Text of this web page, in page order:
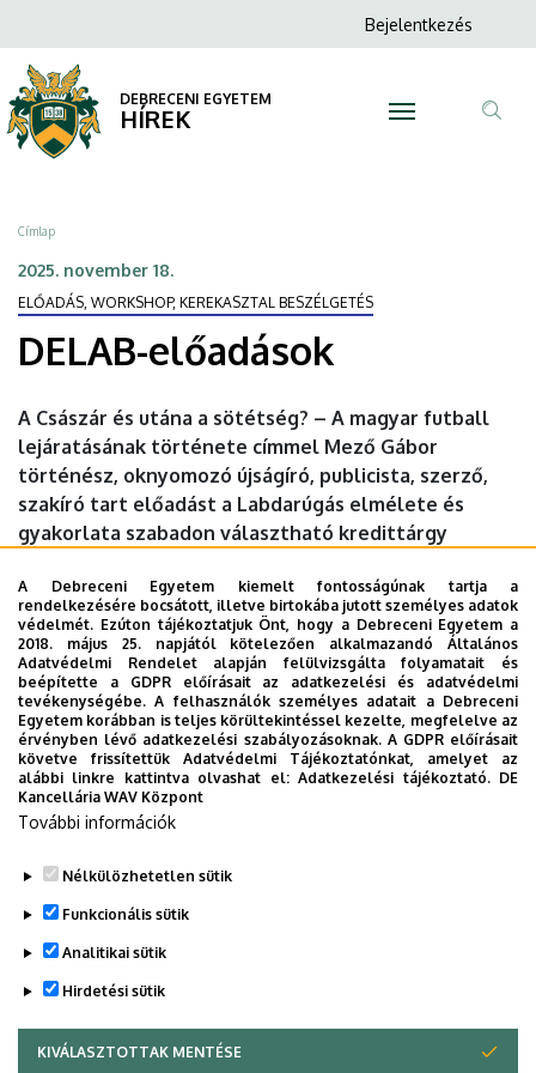
előadások
|
DEBRECENI
EGYETEM
a
tartalomra
Anonim
menüje
Bejelentkezés
DEBRECENI EGYETEM
HÍREK
Morzsa
Címlap
2025. november 18.
ELŐADÁS, WORKSHOP, KEREKASZTAL BESZÉLGETÉS
DELAB-előadások
A Császár és utána a sötétség? – A magyar futball
lejáratásának története címmel Mező Gábor
történész, oknyomozó újságíró, publicista, szerző,
szakíró tart előadást a Labdarúgás elmélete és
gyakorlata szabadon választható kredittárgy
18-án, kedden 18 órától a Böszörményi úti campuson,
a TVK 104-es előadóban (Debrecen, Böszörményi út
138.).
Időpont:2025. 11. 18., kedd 18 óra
Helyszín:Böszörményi úti campus, TVK 104-es előadó
(Debrecen, Böszörményi út 138.).
Last update: 2025. 11. 03. 09:52
A Debreceni Egyetem kiemelt fontosságúnak tartja a
rendelkezésére bocsátott, illetve birtokába jutott személyes adatok
védelmét. Ezúton tájékoztatjuk Önt, hogy a Debreceni Egyetem a
2018. május 25. napjától kötelezően alkalmazandó Általános
Adatvédelmi Rendelet alapján felülvizsgálta folyamatait és
beépítette a GDPR előírásait az adatkezelési és adatvédelmi
tevékenységébe. A felhasználók személyes adatait a Debreceni
Egyetem korábban is teljes körültekintéssel kezelte, megfelelve az
érvényben lévő adatkezelési szabályozásoknak. A GDPR előírásait
követve frissítettük Adatvédelmi Tájékoztatónkat, amelyet az
alábbi linkre kattintva olvashat el:Adatkezelési tájékoztató. DE
Kancellária WAV Központ
További információk
Nélkülözhetetlen sütik
Funkcionális sütik
Analitikai sütik
Hirdetési sütik
KIVÁLASZTOTTAK MENTÉSE
WITHDRAW CONSENT